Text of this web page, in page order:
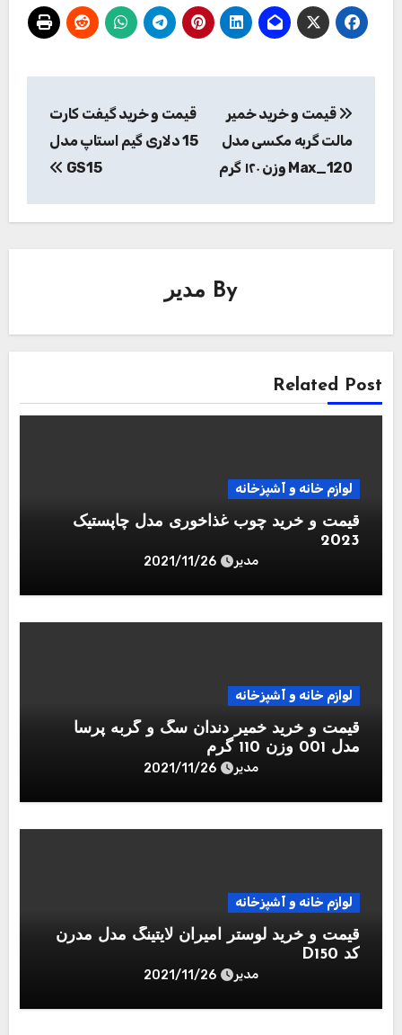
نوشته
قیمت و خرید خمیر
مالت گربه مکسی مدل
Max_120 وزن ۱۲۰ گرم
قیمت و خرید گیفت کارت
15 دلاری گیم استاپ مدل
GS15
By مدیر
Related Post
لوازم خانه و آشپزخانه
قیمت و خرید چوب غذاخوری مدل چاپستیک
2023
مدیر 2021/11/26
لوازم خانه و آشپزخانه
قیمت و خرید خمیر دندان سگ و گربه پرسا
مدل 001 وزن 110 گرم
مدیر 2021/11/26
لوازم خانه و آشپزخانه
قیمت و خرید لوستر امیران لایتینگ مدل مدرن
کد D150
مدیر 2021/11/26